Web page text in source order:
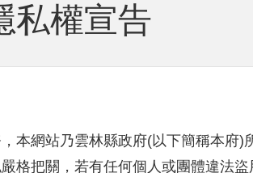
私權宣告
本網站乃雲林縣政府(以下簡稱本府
格把關，若有任何個人或團體違法